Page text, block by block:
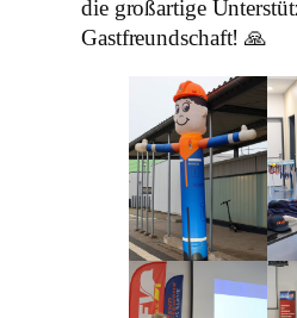
die großartige
Gastfreundschaft! 🙏